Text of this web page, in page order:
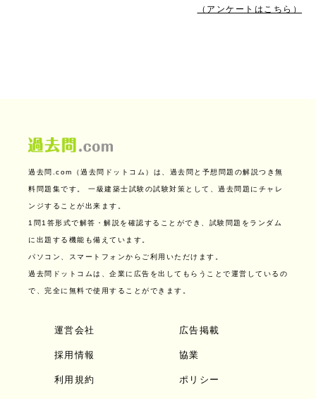
（アンケートはこちら）
過去問.com（過去問ドットコム）は、過去問と予想問題の解説つき無
料問題集です。 一級建築士試験の試験対策として、過去問題にチャレ
ンジすることが出来ます。
1問1答形式で解答・解説を確認することができ、試験問題をランダム
に出題する機能も備えています。
パソコン、スマートフォンからご利用いただけます。
過去問ドットコムは、企業に広告を出してもらうことで運営しているの
で、完全に無料で使用することができます。
運営会社 広告掲載
採用情報 協業
利用規約 ポリシー